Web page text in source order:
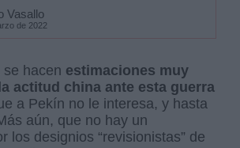
Vasallo
de 2022
hacen estimaciones muy
actitud china ante esta guerra
a Pekín no le interesa, y hasta
aún, que no hay un
los designios “revisionistas” de